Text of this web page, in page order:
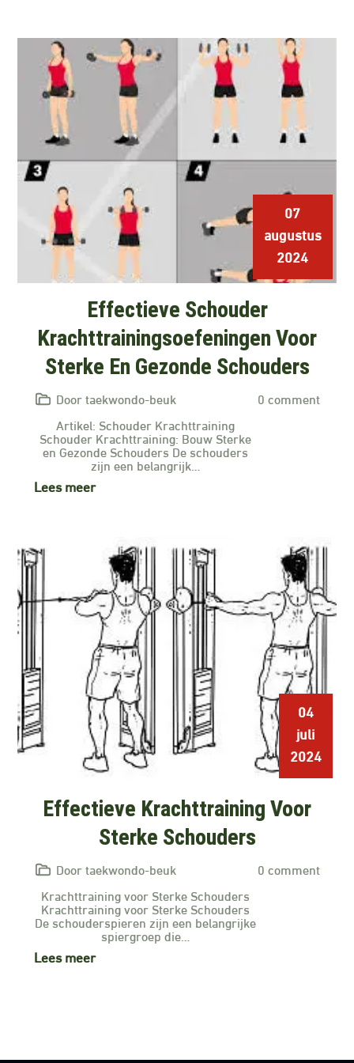
07
augustus
2024
Effectieve Schouder
Krachttrainingsoefeningen Voor
Sterke En Gezonde Schouders
Door taekwondo-beuk
0 comment
Artikel: Schouder Krachttraining
Schouder Krachttraining: Bouw Sterke
en Gezonde Schouders De schouders
zijn een belangrijk…
Lees meer
04
juli
2024
Effectieve Krachttraining Voor
Sterke Schouders
Door taekwondo-beuk
0 comment
Krachttraining voor Sterke Schouders
Krachttraining voor Sterke Schouders
De schouderspieren zijn een belangrijke
spiergroep die…
Lees meer